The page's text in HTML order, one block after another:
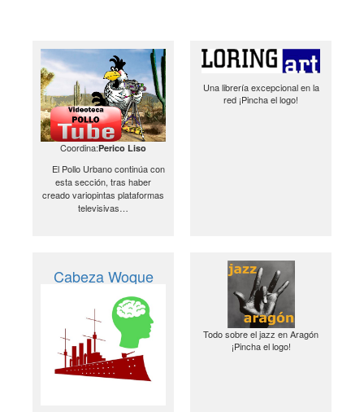
Coordina:Perico Liso
El Pollo Urbano continúa con
esta sección, tras haber
creado variopintas plataformas
televisivas…
Una librería excepcional en la
red ¡Pincha el logo!
Cabeza Woque
Todo sobre el jazz en Aragón
¡Pincha el logo!